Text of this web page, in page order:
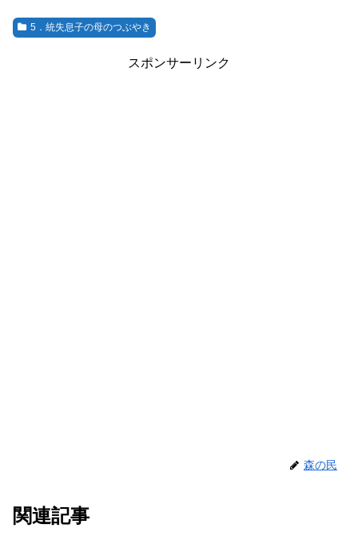
5．統失息子の母のつぶやき
スポンサーリンク
森の民
関連記事